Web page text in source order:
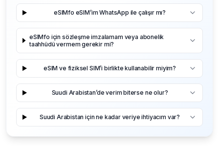
eSIMfo eSIM’im WhatsApp ile çalışır mı?
eSIMfo için sözleşme imzalamam veya abonelik
taahhüdü vermem gerekir mi?
eSIM ve fiziksel SIM’i birlikte kullanabilir miyim?
Suudi Arabistan’de verim biterse ne olur?
Suudi Arabistan için ne kadar veriye ihtiyacım var?